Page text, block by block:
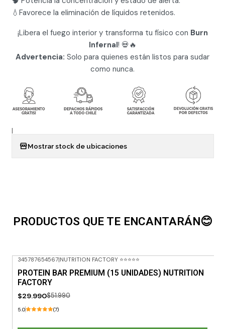
💧Favorece la eliminación de líquidos retenidos.
¡Libera el fuego interior y transforma tu físico con Burn
Infernal! 💀🔥
Advertencia: Solo para quienes están listos para sudar
como nunca.
Mostrar stock de ubicaciones
PRODUCTOS QUE TE ENCANTARÁN😊
345787654567|NUTRITION FACTORY ⭐⭐⭐⭐⭐
PROTEIN BAR PREMIUM (15 UNIDADES) NUTRITION
FACTORY
$29.990$51.990
5.0 (7)